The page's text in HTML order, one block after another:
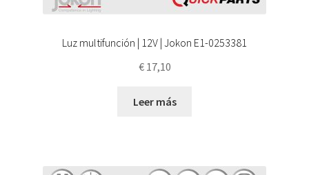
Luz multifunción | 12V | Jokon E1-0253381
€17,10
Leer más